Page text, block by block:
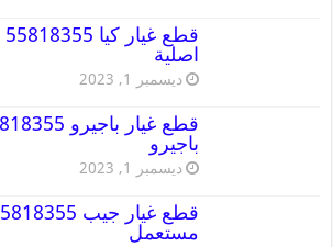
اصلية
ديسمبر 1, 2023
باجيرو
ديسمبر 1, 2023
مستعمل